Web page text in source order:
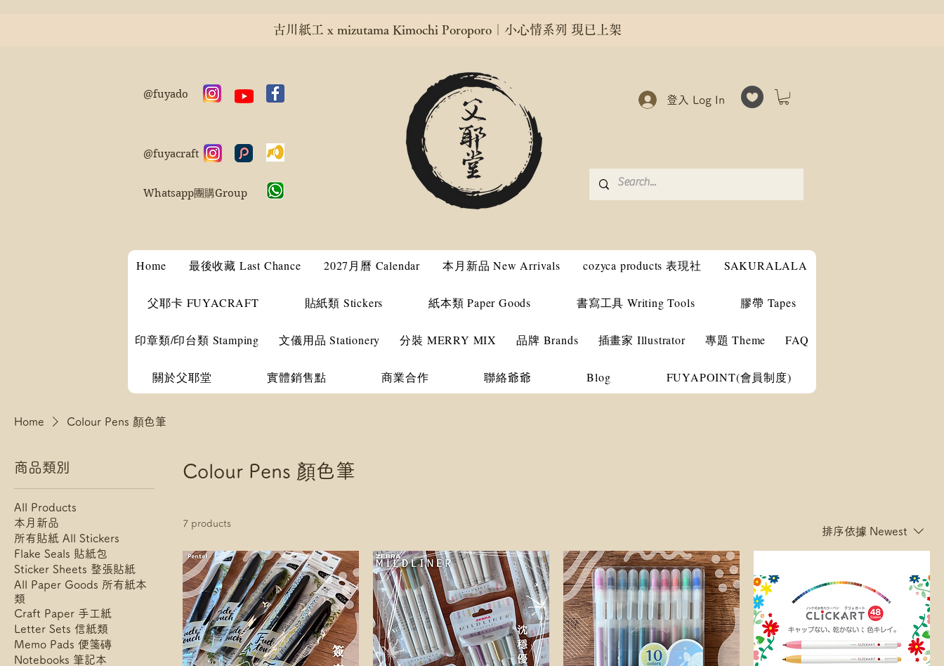
古川紙工 x mizutama Kimochi Poroporo｜小心情系列 現已上架
@fuyado
@fuyacraft
Whatsapp團購Group
登入 Log In
Home 最後收藏 Last Chance 2027月曆 Calendar 本月新品 New Arrivals cozyca products 表現社 SAKURALALA
父耶卡 FUYACRAFT 貼紙類 Stickers 紙本類 Paper Goods 書寫工具 Writing Tools 膠帶 Tapes
印章類/印台類 Stamping 文儀用品 Stationery 分裝 MERRY MIX 品牌 Brands 插畫家 Illustrator 專題 Theme FAQ
關於父耶堂 實體銷售點 商業合作 聯絡爺爺 Blog FUYAPOINT(會員制度)
Home Colour Pens 顏色筆
商品類別
All Products
本月新品
所有貼紙 All Stickers
Flake Seals 貼紙包
Sticker Sheets 整張貼紙
All Paper Goods 所有紙本
類
Craft Paper 手工紙
Letter Sets 信紙類
Memo Pads 便箋磚
Notebooks 筆記本
Colour Pens 顏色筆
7 products
排序依據 Newest